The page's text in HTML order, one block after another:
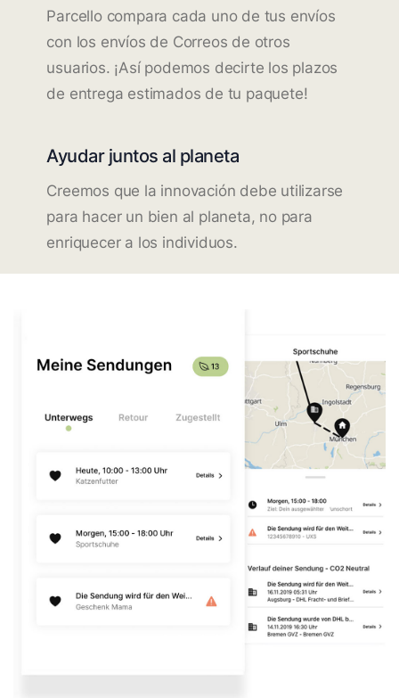
Parcello compara cada uno de tus envíos
con los envíos de Correos de otros
usuarios. ¡Así podemos decirte los plazos
de entrega estimados de tu paquete!
Ayudar juntos al planeta
Creemos que la innovación debe utilizarse
para hacer un bien al planeta, no para
enriquecer a los individuos.